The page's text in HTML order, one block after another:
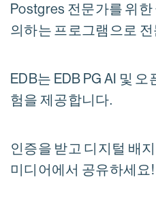
Postgres 전문가를 위
의하는 프로그램으로
EDB는 EDB PG AI 및 오
험을 제공합니다.
인증을 받고 디지털 배
미디어에서 공유하세요!